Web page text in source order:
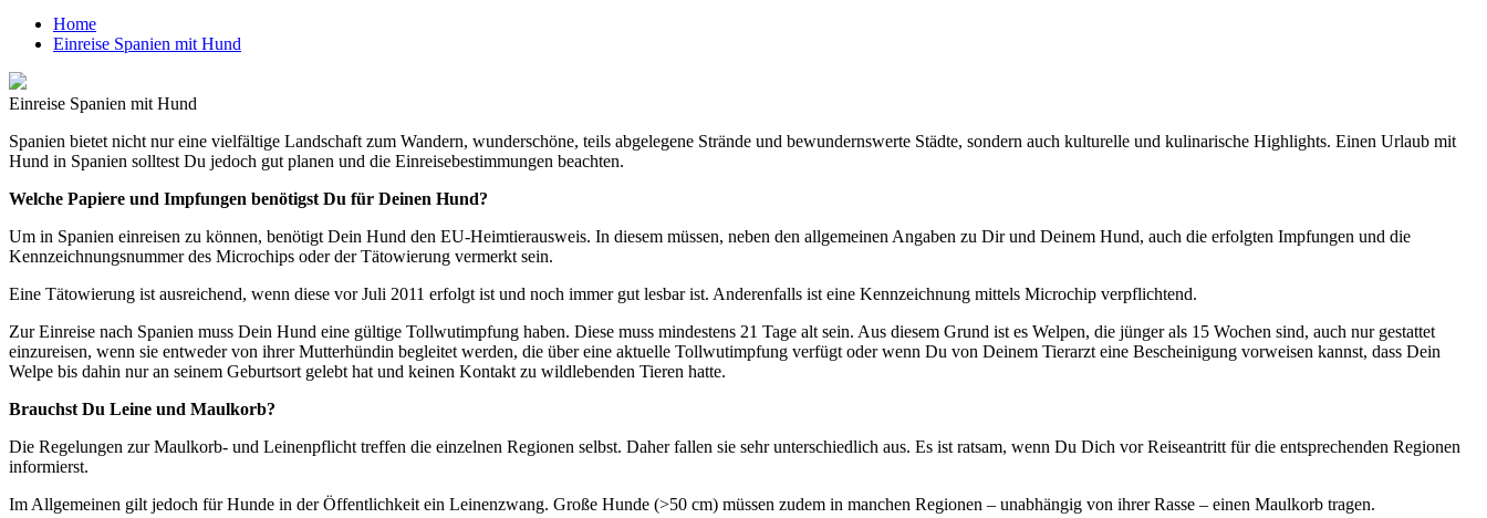
Home
Einreise Spanien mit Hund
Einreise Spanien mit Hund
Spanien bietet nicht nur eine vielfältige Landschaft zum Wandern, wunderschöne, teils abgelegene Strände und bewundernswerte Städte, sondern auch kulturelle und kulinarische Highlights. Einen Urlaub mit
Hund in Spanien solltest Du jedoch gut planen und die Einreisebestimmungen beachten.
Welche Papiere und Impfungen benötigst Du für Deinen Hund?
Um in Spanien einreisen zu können, benötigt Dein Hund den EU-Heimtierausweis. In diesem müssen, neben den allgemeinen Angaben zu Dir und Deinem Hund, auch die erfolgten Impfungen und die
Kennzeichnungsnummer des Microchips oder der Tätowierung vermerkt sein.
Eine Tätowierung ist ausreichend, wenn diese vor Juli 2011 erfolgt ist und noch immer gut lesbar ist. Anderenfalls ist eine Kennzeichnung mittels Microchip verpflichtend.
Zur Einreise nach Spanien muss Dein Hund eine gültige Tollwutimpfung haben. Diese muss mindestens 21 Tage alt sein. Aus diesem Grund ist es Welpen, die jünger als 15 Wochen sind, auch nur gestattet
einzureisen, wenn sie entweder von ihrer Mutterhündin begleitet werden, die über eine aktuelle Tollwutimpfung verfügt oder wenn Du von Deinem Tierarzt eine Bescheinigung vorweisen kannst, dass Dein
Welpe bis dahin nur an seinem Geburtsort gelebt hat und keinen Kontakt zu wildlebenden Tieren hatte.
Brauchst Du Leine und Maulkorb?
Die Regelungen zur Maulkorb- und Leinenpflicht treffen die einzelnen Regionen selbst. Daher fallen sie sehr unterschiedlich aus. Es ist ratsam, wenn Du Dich vor Reiseantritt für die entsprechenden Regionen
informierst.
Im Allgemeinen gilt jedoch für Hunde in der Öffentlichkeit ein Leinenzwang. Große Hunde (>50 cm) müssen zudem in manchen Regionen – unabhängig von ihrer Rasse – einen Maulkorb tragen.